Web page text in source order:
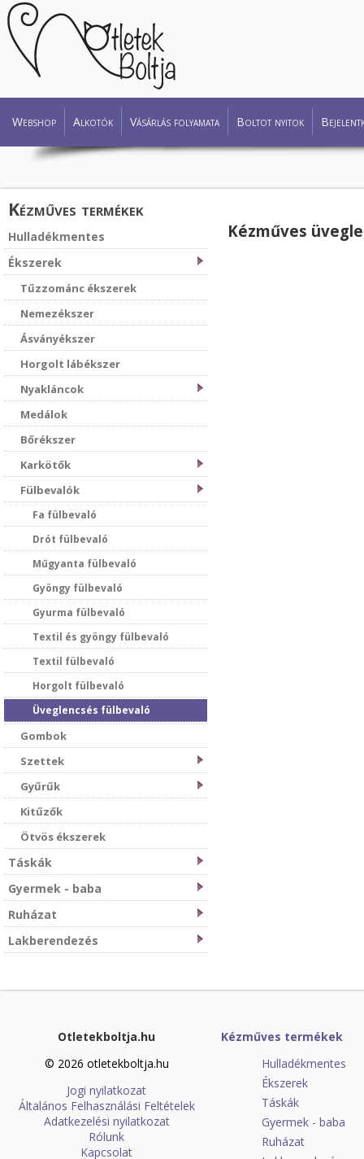
Webshop Alkotók Vásárlás folyamata Boltot nyitok
Kézműves termékek
Hulladékmentes
Ékszerek
Tűzzománc ékszerek
Nemezékszer
Ásványékszer
Horgolt lábékszer
Nyakláncok
Medálok
Bőrékszer
Karkötők
Fülbevalók
Fa fülbevaló
Drót fülbevaló
Műgyanta fülbevaló
Gyöngy fülbevaló
Gyurma fülbevaló
Textil és gyöngy fülbevaló
Textil fülbevaló
Horgolt fülbevaló
Üveglencsés fülbevaló
Gombok
Szettek
Gyűrűk
Kitűzők
Ötvös ékszerek
Táskák
Gyermek - baba
Ruházat
Lakberendezés
Kézműves
Otletekboltja.hu
© 2026 otletekboltja.hu
Jogi nyilatkozat
Általános Felhasználási Feltételek
Adatkezelési nyilatkozat
Rólunk
Kapcsolat
Kézműves termékek
Hulladékmentes
Ékszerek
Táskák
Gyermek - baba
Ruházat